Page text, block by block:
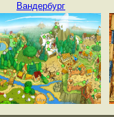
Вандербург